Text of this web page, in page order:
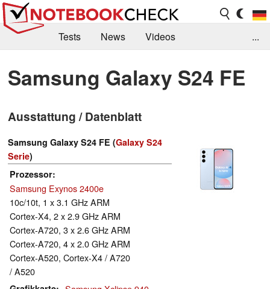
Tests News
Videos
Kaufberatung
Deals Suche
Jobs
Forum
...
Samsung Galaxy S24 FE
Ausstattung / Datenblatt
Samsung Galaxy S24 FE (Galaxy S24
Serie)
Prozessor
Samsung Exynos 2400e
10c/10t, 1 x 3.1 GHz ARM
Cortex-X4, 2 x 2.9 GHz ARM
Cortex-A720, 3 x 2.6 GHz ARM
Cortex-A720, 4 x 2.0 GHz ARM
Cortex-A520, Cortex-X4 / A720
/ A520